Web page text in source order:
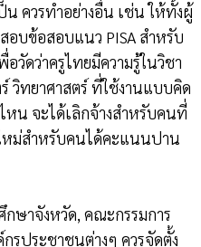
น ควรทำอย่างอื่น เช่น ให้ทั้งผู้
อบข้อสอบแนว PISA สำหรับ
วัดว่าครูไทยมีความรู้ในวิชา
วิทยาศาสตร์ ที่ใช้งานแบบคิด
หน จะได้เลิกจ้างสำหรับคนที่
ม่สำหรับคนได้คะแนนปาน
ษาจังหวัด, คณะกรรมการ
รประชาชนต่างๆ ควรจัดตั้ง